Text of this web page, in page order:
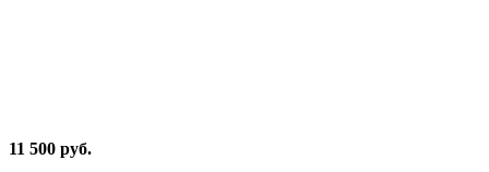
11 500 руб.